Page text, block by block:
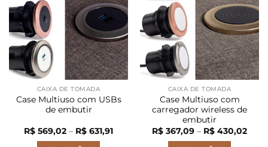
As
opções
podem
ser
escolhidas
na
página
do
produto
As
opções
podem
ser
escolhidas
na
página
do
produto
CAIXA DE TOMADA
Case Multiuso com USBs
de embutir
R$ 569,02 – R$ 631,91Faixa
CAIXA DE TOMADA
Case Multiuso com
carregador wireless de
embutir
R$ 367,09 – R$ 430,02Faixa